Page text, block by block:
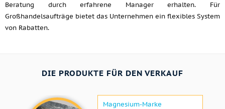
Beratung durch erfahrene Manager erhalten. Für
Großhandelsaufträge bietet das Unternehmen ein flexibles System
von Rabatten.
DIE PRODUKTE FÜR DEN VERKAUF
Magnesium-Marke